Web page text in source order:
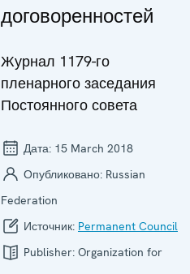
договоренностей
Журнал 1179-го
пленарного заседания
Постоянного совета
Дата: 15 March 2018
Опубликовано: Russian
Federation
Источник: Permanent Council
Publisher: Organization for